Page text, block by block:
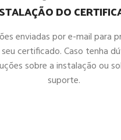
DO
enviadas por e-mail para
certificado. Caso tenha
sobre a instalação ou
suporte.